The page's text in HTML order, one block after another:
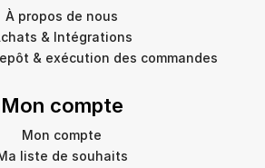
À propos de nous
& Intégrations
& exécution des commandes
Mon compte
Mon compte
liste de souhaits